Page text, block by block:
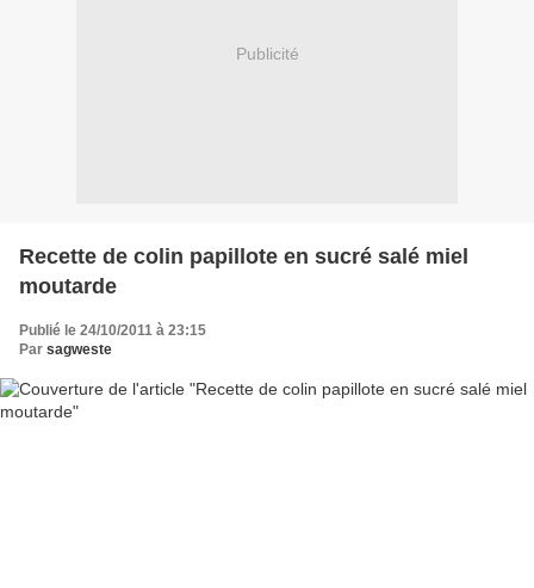
Publicité
Recette de colin papillote en sucré salé miel
moutarde
Publié le 24/10/2011 à 23:15
Par sagweste